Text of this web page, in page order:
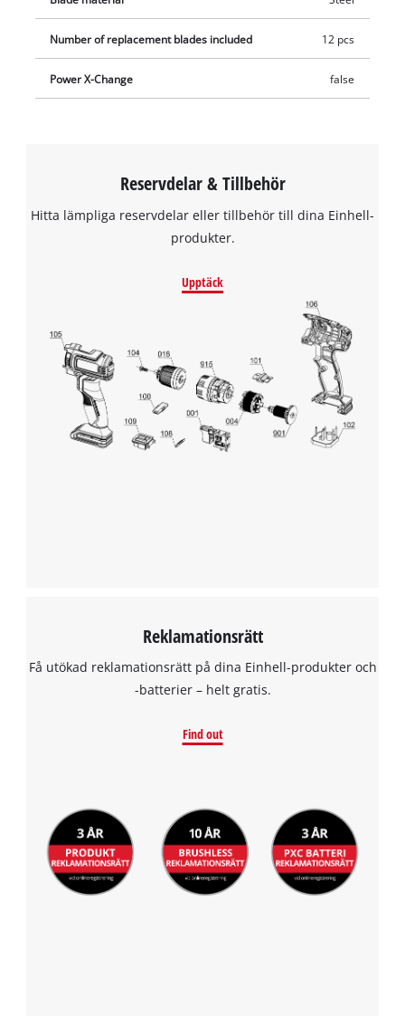
We need your consent to load the
Google Maps service!
This content is not permitted to load due
to trackers that are not disclosed to the
visitor. The website owner needs to setup
the site with their CMP to add this content
to the list of technologies used.
Number of replacement blades included 12 pcs
Power X-Change false
Reservdelar & Tillbehör
Hitta lämpliga reservdelar eller tillbehör till dina Einhell-
produkter.
Upptäck
Reklamationsrätt
Få utökad reklamationsrätt på dina Einhell-produkter och
-batterier – helt gratis.
Find out